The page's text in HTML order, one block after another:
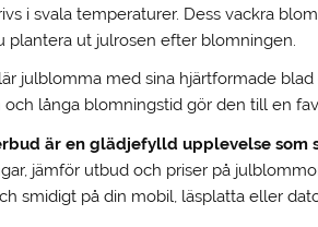
i svala temperaturer. Dess vackra
plantera ut julrosen efter blomningen.
julblomma med sina hjärtformade
långa blomningstid gör den till en
är en glädjefylld upplevelse som
jämför utbud och priser på
smidigt på din mobil, läsplatta eller